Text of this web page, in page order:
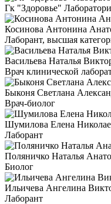
Гк "Здоровье"
Косинова Антонина
Лаборант, высшая
Васильева Наталья
Врач клинической
Быконя Светлана
Врач-биолог
Шумилова Елена
Лаборант
Поляничко Наталья
Биолог
Ильичева Ангелина
Лаборант